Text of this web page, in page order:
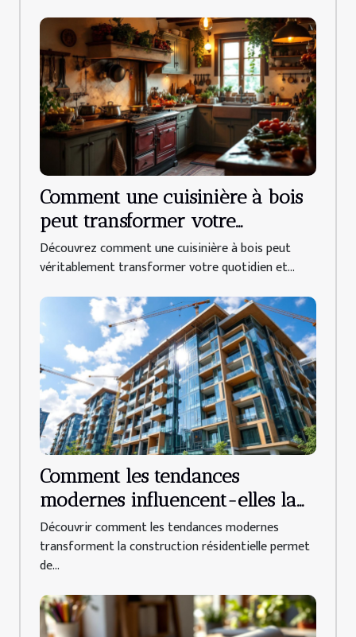
Comment une cuisinière à bois
peut transformer votre
quotidien ?
Découvrez comment une cuisinière à bois peut
véritablement transformer votre quotidien et...
Comment les tendances
modernes influencent-elles la
construction résidentielle ?
Découvrir comment les tendances modernes
transforment la construction résidentielle permet
de...